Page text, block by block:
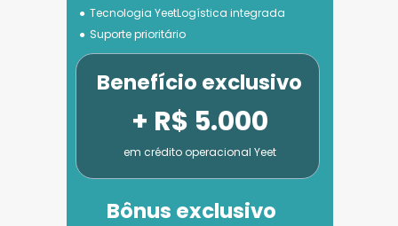
Tecnologia YeetLogística integrada
Suporte prioritário
Bônus exclusivo
+ R$ 5.000
em crédito operacional Yeet
Benefício exclusivo